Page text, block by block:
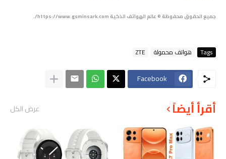
جميع الحقوق محفوظة © عالم الهواتف الذكية https://www.gsminsark.com/.
Tags هواتف محمولة ZTE
Facebook
أقرأ أيضاً عرض الكل